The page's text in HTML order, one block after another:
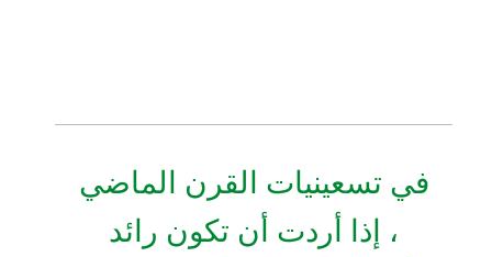
في تسعينيات القرن الماضي
، إذا أردت أن تكون رائد